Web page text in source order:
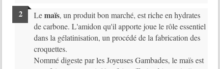
Lemaïs, un produit bon marché, est riche en hydrates
de carbone. L'amidon qu'il apporte joue le rôle essentiel
dans la gélatinisation, un procédé de la fabrication des
croquettes.
Nommé digeste par les Joyeuses Gambades, le maïs est